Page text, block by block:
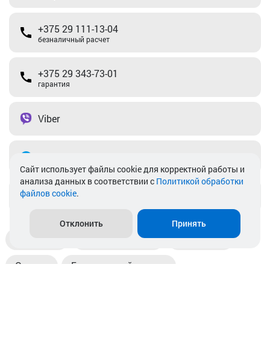
+375 29 111-13-04
безналичный расчет
+375 29 343-73-01
гарантия
Viber
info@akkamulik.by
Пункты выдачи Магазины
Оплата Безналичный расчет
Cайт использует файлы cookie для корректной работы и
анализа данных в соответствии с Политикой обработки
файлов cookie.
Отклонить Принять